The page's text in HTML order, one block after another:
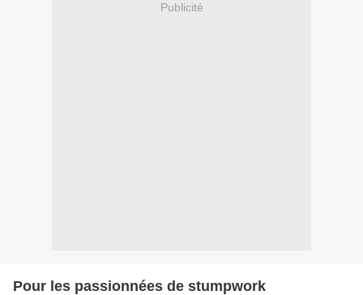
Publicité
Pour les passionnées de stumpwork